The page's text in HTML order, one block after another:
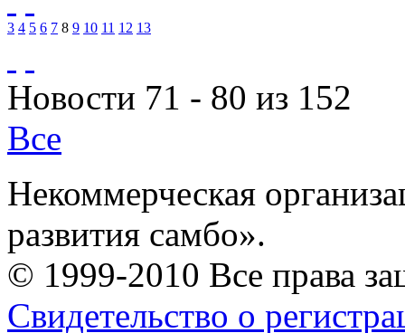
3 4 5 6 7 8 9 10 11 12 13
Новости 71 - 80 из 152
Все
Некоммерческая
развития самбо».
© 1999-2010 Все права
Свидетельство о